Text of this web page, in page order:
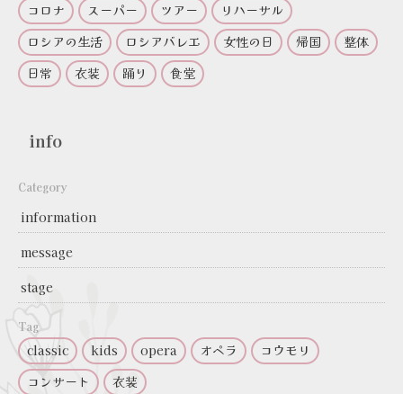
コロナ スーパー ツアー
リハーサル
ロシアの生活
ロシアバレエ 女性の日 帰国
整体
日常
衣装 踊り 食堂
info
Category
information
message
stage
Tag
classic kids opera オペラ
コウモリ
コンサート
衣装